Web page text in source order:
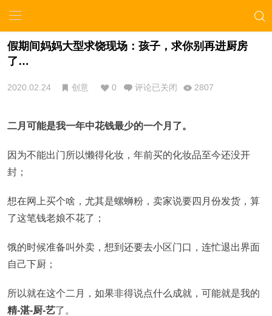
假期间妈妈大型求饶现场：孩子，求你别再进厨房
了…
2020.02.24 创意 0 评论已关闭 2807
二月可能是我一年中花钱最少的一个月了。
因为不能出门所以懒得化妆，年前买的化妆品至今还没开
封；
想在网上买个啥，尤其是螺蛳粉，卖家说要四月份发货，算
了这笔钱老娘不花了；
饿的时候准备叫外卖，想到还要去小区门口，连忙退出界面
自己下厨；
所以就在这个二月，如果非得说点什么成就，可能就是我的
精-湛-厨-艺了。